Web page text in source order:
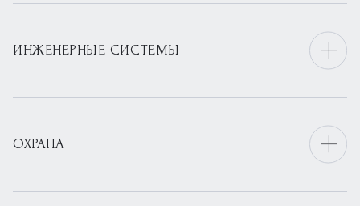
ИНЖЕНЕРНЫЕ СИСТЕМЫ
ОХРАНА